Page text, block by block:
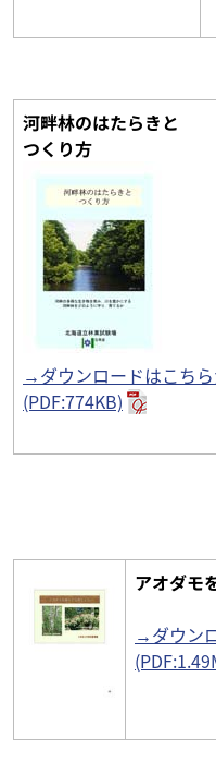
河畔林のはたらきと
つくり方
→ダウンロードはこち
(PDF:774KB)
アオダモ
→ダウン